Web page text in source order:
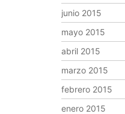
junio 2015
mayo 2015
abril 2015
marzo 2015
febrero 2015
enero 2015